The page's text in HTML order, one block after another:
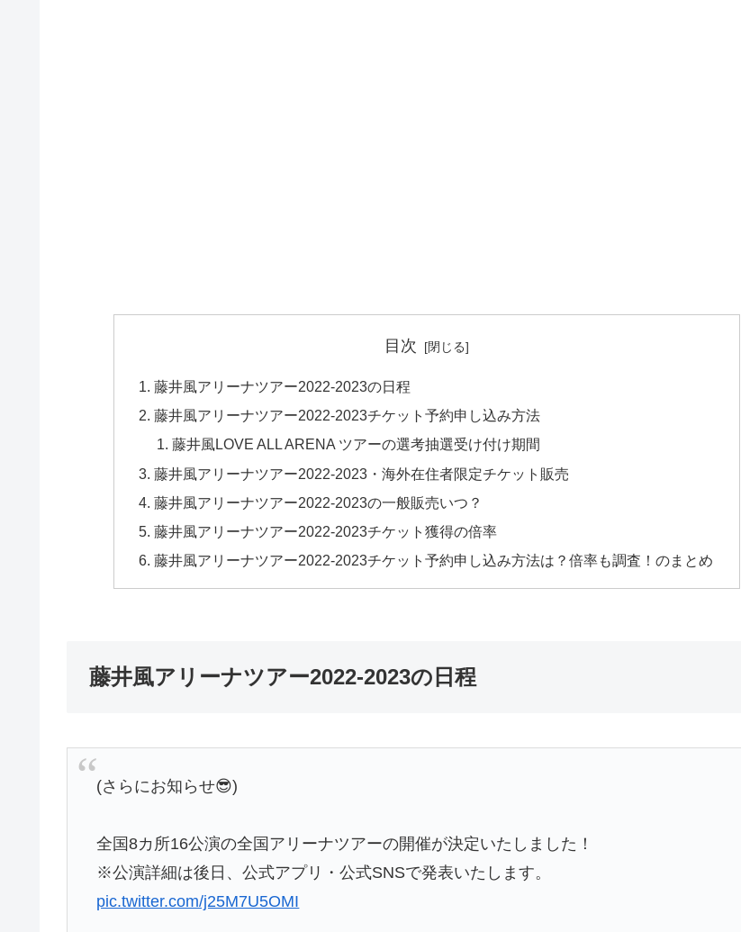
目次
藤井風アリーナツアー2022-2023の日程
藤井風アリーナツアー2022-2023チケット予約申し込み方法
藤井風LOVE ALL ARENA ツアーの選考抽選受け付け期間
藤井風アリーナツアー2022-2023・海外在住者限定チケット販売
藤井風アリーナツアー2022-2023の一般販売いつ？
藤井風アリーナツアー2022-2023チケット獲得の倍率
藤井風アリーナツアー2022-2023チケット予約申し込み方法は？倍率も調査！のまとめ
藤井風アリーナツアー2022-2023の日程
(さらにお知らせ😎)
全国8カ所16公演の全国アリーナツアーの開催が決定いたしました！
※公演詳細は後日、公式アプリ・公式SNSで発表いたします。
pic.twitter.com/j25M7U5OMI